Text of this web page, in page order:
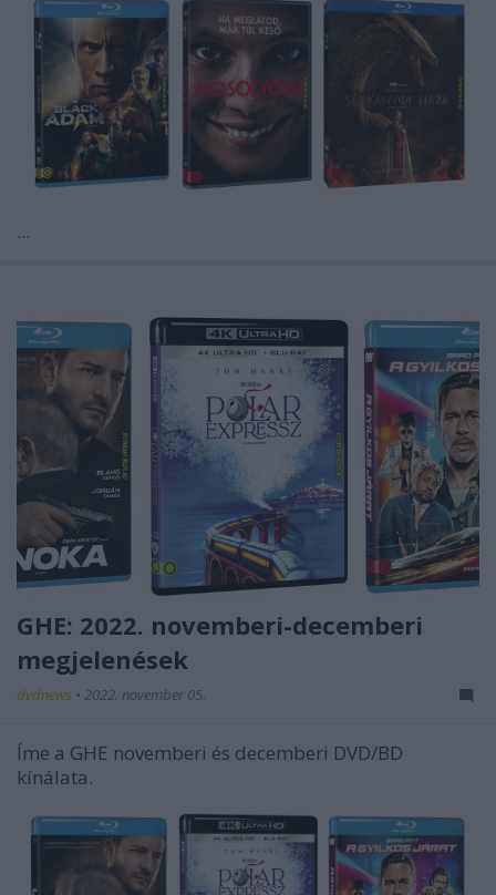
...
GHE: 2022. novemberi-decemberi
megjelenések
dvdnews • 2022. november 05.
Íme a GHE novemberi és decemberi DVD/BD
kínálata.